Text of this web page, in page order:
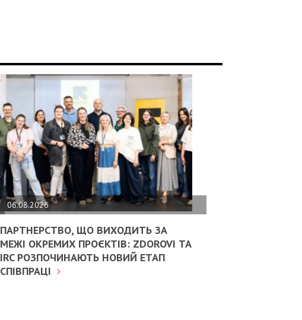
06.08.2026
ПАРТНЕРСТВО, ЩО ВИХОДИТЬ ЗА
МЕЖІ ОКРЕМИХ ПРОЄКТІВ: ZDOROVI ТА
IRC РОЗПОЧИНАЮТЬ НОВИЙ ЕТАП
СПІВПРАЦІ